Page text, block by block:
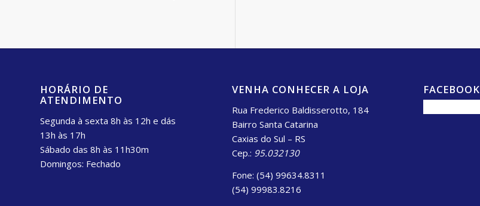
HORÁRIO DE
ATENDIMENTO
Segunda à sexta 8h às 12h e dás
13h às 17h
Sábado das 8h às 11h30m
Domingos: Fechado
VENHA CONHECER A LOJA
Rua Frederico Baldisserotto, 184
Bairro Santa Catarina
Caxias do Sul – RS
Cep.: 95.032130
Fone: (54) 99634.8311
(54) 99983.8216
FACEBOOK